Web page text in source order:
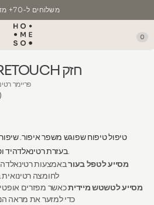
משלוחים ל-70+ מדינות
תוצרת איטליה
0
פריימר HoMEso RETOUCH חזק
פריימר
(20
טיפול טיפוח שפוגש משפר איפור.
בעזרת רטינאלדהיד וטכנולוגיית טשטוש סופט-פוקוס.
מסייע לטפל בעורבאמצעות
לחומצה
מסייע לטשטש מיידיתכאשר מפזרים
כדי למזער את מראה